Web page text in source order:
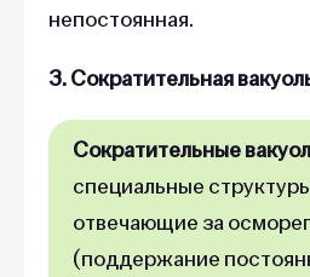
непостоянная.
3. Сократительная
Сократительные
специальные
отвечающие за
(поддержание